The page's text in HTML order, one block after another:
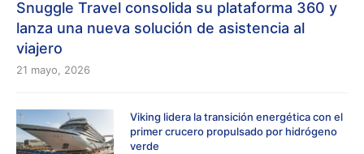
Snuggle Travel consolida su plataforma 360 y
lanza una nueva solución de asistencia al
viajero
21 mayo, 2026
Viking lidera la transición energética con el
primer crucero propulsado por hidrógeno
verde